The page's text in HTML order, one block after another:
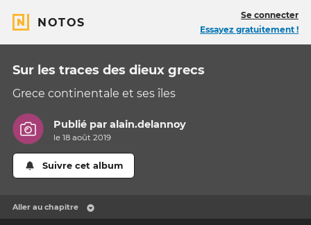
NOTOS
Se connecter
Essayez gratuitement !
Sur les traces des dieux grecs
Grece continentale et ses îles
Publié paralain.delannoy
le 18 août 2019
Suivre cet album
Aller au chapitre